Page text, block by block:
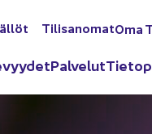
Ti­li­sa­no­matOma
Pal­ve­lut